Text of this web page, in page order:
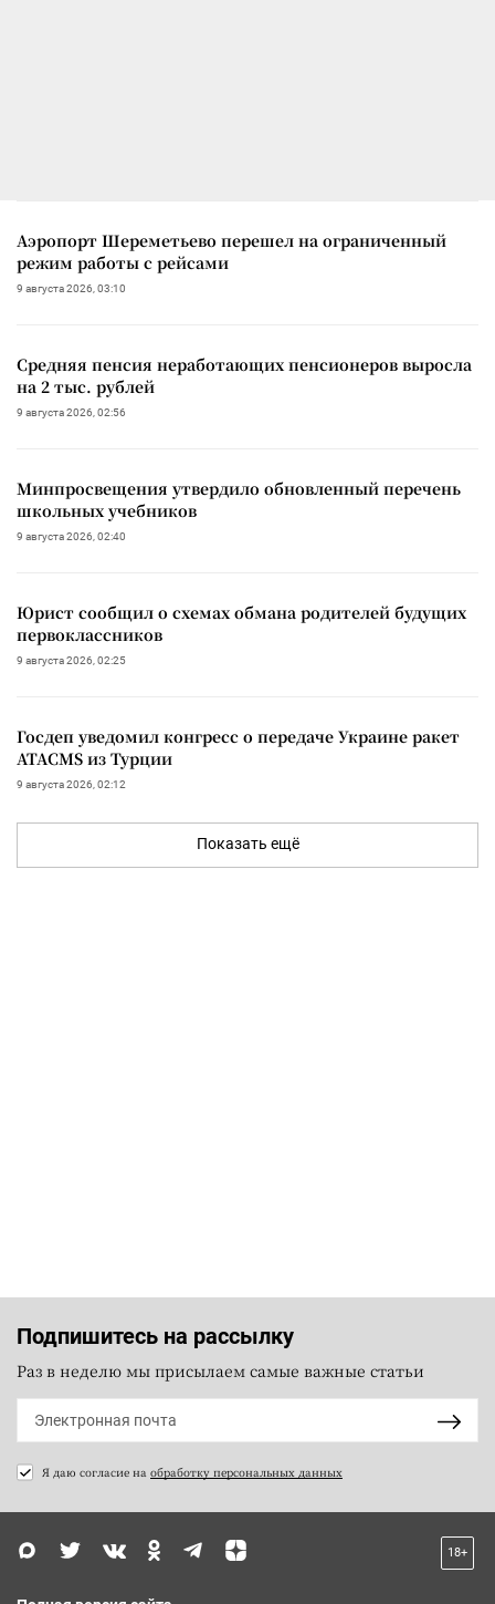
Аэропорт Шереметьево перешел на ограниченный
режим работы с рейсами
9 августа 2026, 03:10
Средняя пенсия неработающих пенсионеров выросла
на 2 тыс. рублей
9 августа 2026, 02:56
Минпросвещения утвердило обновленный перечень
школьных учебников
9 августа 2026, 02:40
Юрист сообщил о схемах обмана родителей будущих
первоклассников
9 августа 2026, 02:25
Госдеп уведомил конгресс о передаче Украине ракет
ATACMS из Турции
9 августа 2026, 02:12
Показать ещё
Подпишитесь на рассылку
Раз в неделю мы присылаем самые важные статьи
Я даю согласие на обработку персональных данных
18+